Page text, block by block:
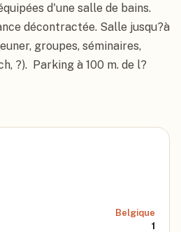
d'une salle de bains.
décontractée. Salle jusqu?à
groupes, séminaires,
?).  Parking à 100 m. de l?
Belgique
1